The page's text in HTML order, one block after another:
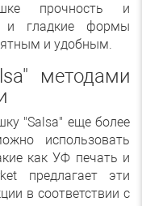
прочность и
и гладкие формы
и удобным.
методами
"Salsa" еще более
использовать
как УФ печать и
предлагает эти
в соответствии с